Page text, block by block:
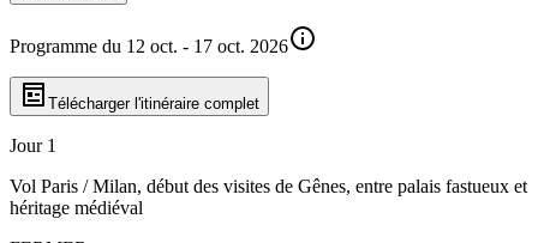
Programme du 12 oct. - 17 oct. 2026
Télécharger l'itinéraire complet
Jour 1
Vol Paris / Milan, début des visites de Gênes, entre palais fastueux et
héritage médiéval